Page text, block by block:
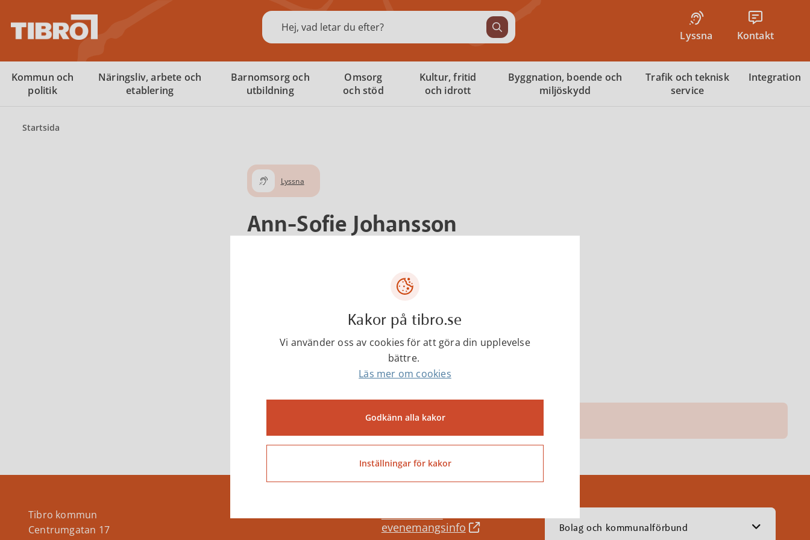
Sök
Lyssna Kontakt
Kommun och
politik
Näringsliv, arbete och
etablering
Barnomsorg och
utbildning
Omsorg
och stöd
Kultur, fritid
och idrott
Byggnation, boende och
miljöskydd
Trafik och teknisk
service
Integration
Startsida
Lyssna
Ann-Sofie Johansson
Ann-Sofie Johansson
Ekonomiadminstratör
ann-sofie.m.johansson@tibro.se
11 december 2025
Tibro kommun
Centrumgatan 17
evenemangsinfo
Bolag och kommunalförbund
Kakor på tibro.se
Vi använder oss av cookies för att göra din upplevelse
bättre.
Läs mer om cookies
Godkänn alla kakor
Inställningar för kakor